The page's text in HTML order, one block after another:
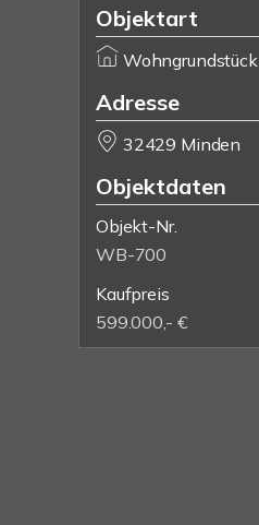
Objektart
Wohngrundstück
Adresse
32429 Minden
Objektdaten
Objekt-Nr.
WB-700
Kaufpreis
599.000,- €